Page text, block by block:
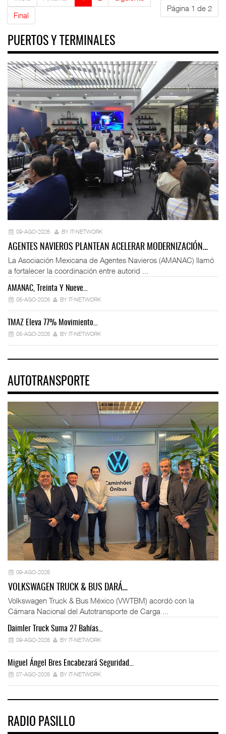
Página 1 de 2
Final
PUERTOS Y TERMINALES
09-AGO-2026 BY IT-NETWORK
AGENTES NAVIEROS PLANTEAN ACELERAR MODERNIZACIÓN…
La Asociación Mexicana de Agentes Navieros (AMANAC) llamó
a fortalecer la coordinación entre autorid ...
AMANAC, Treinta Y Nueve…
05-AGO-2026 BY IT-NETWORK
TMAZ Eleva 77% Movimiento…
05-AGO-2026 BY IT-NETWORK
AUTOTRANSPORTE
09-AGO-2026
VOLKSWAGEN TRUCK & BUS DARÁ…
Volkswagen Truck & Bus México (VWTBM) acordó con la
Cámara Nacional del Autotransporte de Carga ...
Daimler Truck Suma 27 Bahías…
09-AGO-2026 BY IT-NETWORK
Miguel Ángel Bres Encabezará Seguridad…
07-AGO-2026 BY IT-NETWORK
RADIO PASILLO